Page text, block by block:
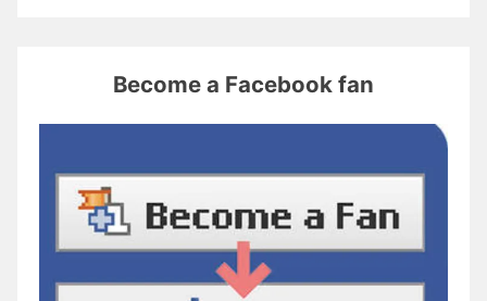
Become a Facebook fan